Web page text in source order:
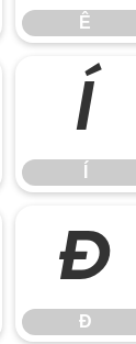
Ê
Í
Ð
Ð